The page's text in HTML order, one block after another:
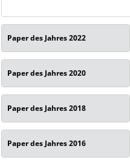
Paper des Jahres 2022
Paper des Jahres 2020
Paper des Jahres 2018
Paper des Jahres 2016